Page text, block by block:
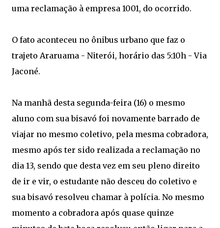
uma reclamação à empresa 1001, do ocorrido.
O fato aconteceu no ônibus urbano que faz o
trajeto Araruama - Niterói, horário das 5:10h - Via
Jaconé.
Na manhã desta segunda-feira (16) o mesmo
aluno com sua bisavó foi novamente barrado de
viajar no mesmo coletivo, pela mesma cobradora,
mesmo após ter sido realizada a reclamação no
dia 13, sendo que desta vez em seu pleno direito
de ir e vir, o estudante não desceu do coletivo e
sua bisavó resolveu chamar à polícia. No mesmo
momento a cobradora após quase quinze